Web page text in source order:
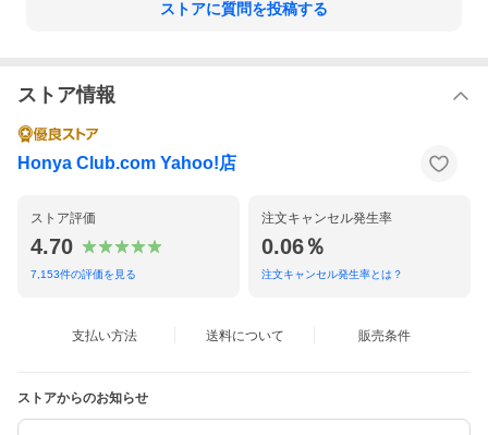
● 評価の難しい「思考・判断・表現」を中心に，評価規準に対応
図書文化社
石井英真
ストアに質問を投稿する
ストア情報
Honya Club.com Yahoo!店
ストア評価
4.70
7,153件の評価を見る
注文キャンセル発生率
0.06％
注文キャンセル発生率とは？
支払い方法 送料について 販売条件
ストアからのお知らせ